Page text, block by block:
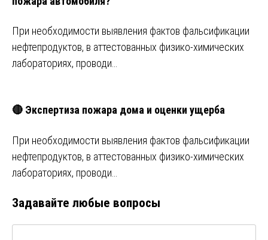
При необходимости выявления фактов фальсификации
нефтепродуктов, в аттестованных физико-химических
лабораториях, проводи…
🔴 Экспертиза пожара дома и оценки ущерба
При необходимости выявления фактов фальсификации
нефтепродуктов, в аттестованных физико-химических
лабораториях, проводи…
Задавайте любые вопросы